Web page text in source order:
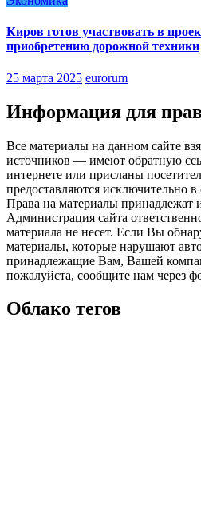
Киров готов участвовать в
приобретению дорожной техники
25 марта 2025 eurorum
Информация для
Все материалы на данном сайте
источников — имеют обратную
интернете или присланы
предоставляются исключительно
Права на материалы принадлежат
Администрация сайта
материала не несет. Если Вы
материалы, которые нарушают
принадлежащие Вам, Вашей
пожалуйста, сообщите нам через
Облако тегов